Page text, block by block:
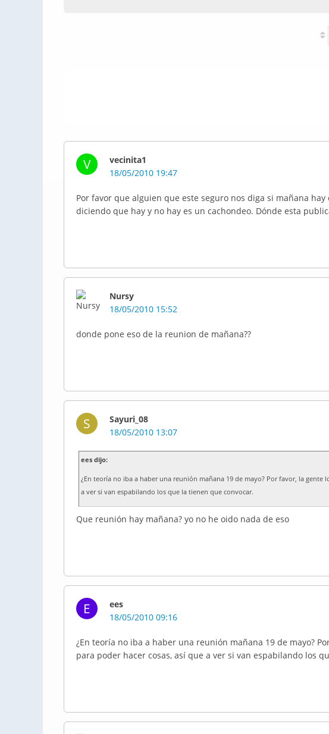
V
vecinita1
18/05/2010 19:47
Por favor que alguien que este seguro nos diga si mañana
diciendo que hay y no hay es un cachondeo. Dónde esta
Nursy
18/05/2010 15:52
donde pone eso de la reunion de mañana??
S
Sayuri_08
18/05/2010 13:07
ees dijo:
¿En teoría no iba a haber una reunión mañana 19 de mayo? Por favor, la gente
a ver si van espabilando los que la tienen que convocar.
Que reunión hay mañana? yo no he oido nada de eso
E
ees
18/05/2010 09:16
¿En teoría no iba a haber una reunión mañana 19 de mayo?
para poder hacer cosas, así que a ver si van espabilando los